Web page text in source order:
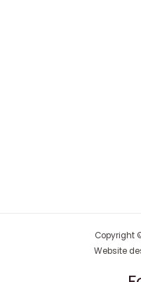
Copyright
Website